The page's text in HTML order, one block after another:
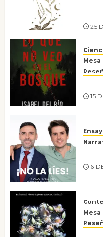
25
Mesa
15
6
Mesa